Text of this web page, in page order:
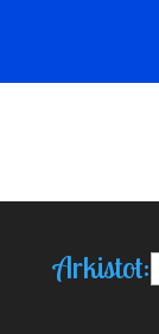
Arkistot: